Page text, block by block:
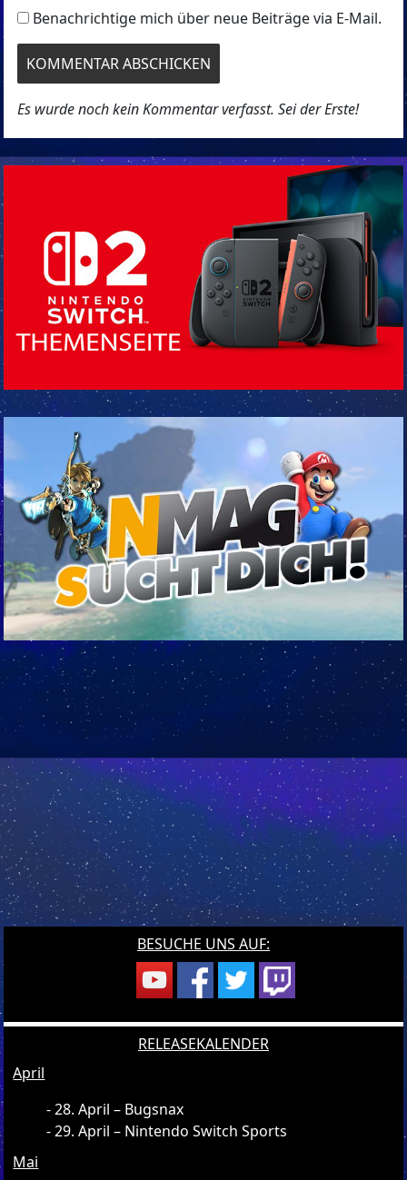
Benachrichtige mich über neue Beiträge via E-Mail.
Es wurde noch kein Kommentar verfasst. Sei der Erste!
BESUCHE UNS AUF:
RELEASEKALENDER
April
28. April – Bugsnax
29. April – Nintendo Switch Sports
Mai